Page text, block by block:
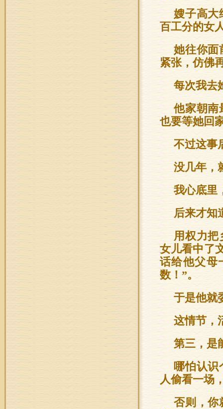
嫂子高大
百工分的女
她往你面
紧张，仿佛
每次我去
他家朝南
也要等她回
不过这事
没几年，
我心底里
后来才知
用权力把
女儿看中了
话给他父母
数！”。
于是他就
这情节，
第三，是
哪怕认识
人偷看一场
否则，你